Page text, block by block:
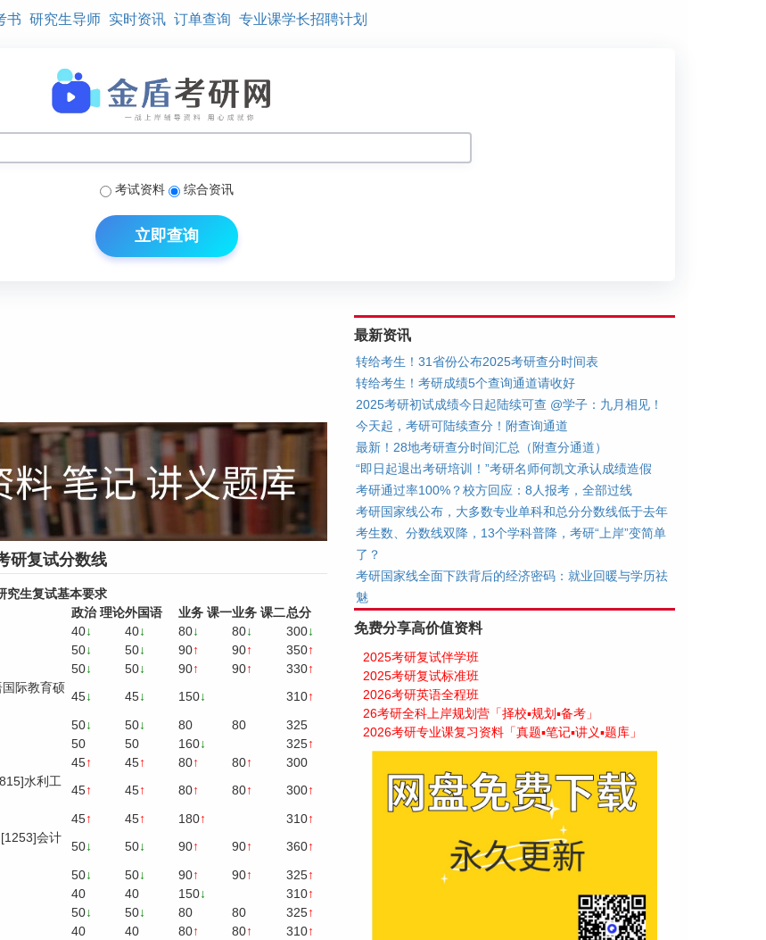
书 研究生导师 实时资讯 订单查询 专业课学长招聘计划
考试资料 综合资讯
立即查询
研复试分数线
究生复试基本要求
政治 理论外国语 业务 课一业务 课二总分
40↓ 40↓ 80↓ 80↓ 300↓
50↓ 50↓ 90↑ 90↑ 350↑
50↓ 50↓ 90↑ 90↑ 330↑
际教育硕
45↓ 45↓ 150↓ 310↑
50↓ 50↓ 80 80
325
50 50 160↓ 325↑
45↑ 45↑ 80↑ 80↑
300
水利工
45↑ 45↑ 80↑ 80↑ 300↑
45↑ 45↑ 180↑ 310↑
会计
50↓ 50↓ 90↑ 90↑ 360↑
50↓ 50↓ 90↑ 90↑ 325↑
40 40 150↓ 310↑
50↓ 50↓ 80 80 325↑
40 40 80↑ 80↑ 310↑
最新资讯
转给考生！31省份公布2025考研查分时间表
转给考生！考研成绩5个查询通道请收好
2025考研初试成绩今日起陆续可查 @学子：九月相见！
今天起，考研可陆续查分！附查询通道
最新！28地考研查分时间汇总（附查分通道）
“即日起退出考研培训！”考研名师何凯文承认成绩造假
考研通过率100%？校方回应：8人报考，全部过线
考研国家线公布，大多数专业单科和总分分数线低于去年
考生数、分数线双降，13个学科普降，考研“上岸”变简单
了？
考研国家线全面下跌背后的经济密码：就业回暖与学历祛
魅
免费分享高价值资料
2025考研复试伴学班
2025考研复试标准班
2026考研英语全程班
26考研全科上岸规划营「择校▪规划▪备考」
2026考研专业课复习资料「真题▪笔记▪讲义▪题库」